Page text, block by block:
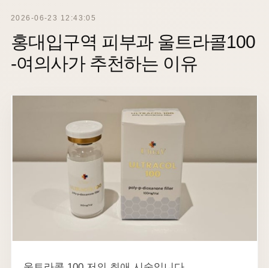
2026-06-23 12:43:05
홍대입구역 피부과 울트라콜100
-여의사가 추천하는 이유